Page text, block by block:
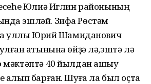
Юлиә Иглин районының
эшләй. Зифа Рөстәм
ҡуллы Юрий Шамиданович
ҡатынына өйҙә лә,эштә лә
мәктәптә 40 йылдан ашыу
алып барған. Шуға ла был оҫта